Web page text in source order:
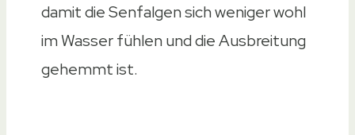
damit die Senfalgen sich weniger wohl
im Wasser fühlen und die Ausbreitung
gehemmt ist.